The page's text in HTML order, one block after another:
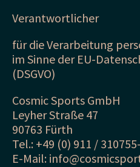
Verantwortlicher
für die Verarbeitung
im Sinne der EU-
(DSGVO)
Cosmic Sports GmbH
Leyher Straße 47
90763 Fürth
Tel.: +49 (0) 911 /
E-Mail: